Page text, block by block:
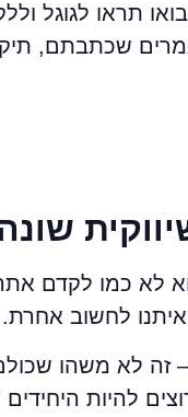
תראו לגוגל
שכתבתם,
לא כמו לקדם
לחשוב אחרת.
זה לא משהו
להיות